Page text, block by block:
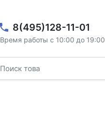
8(495)128-11-01
Время работы с 10:00 до 19:00